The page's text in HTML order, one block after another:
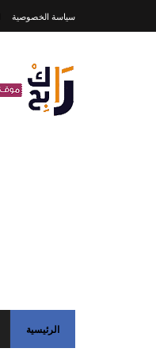
سياسة الخصوصية
الرئيسية